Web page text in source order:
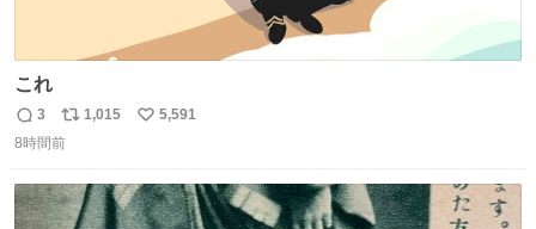
これ
返
信
3
リ
ポ
ト
1,015
い
数
5,591
8時間前